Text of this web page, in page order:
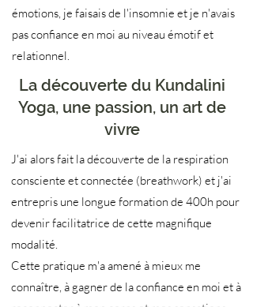
émotions, je faisais de l'insomnie et je n'avais
pas confiance en moi au niveau émotif et
relationnel.
La découverte du Kundalini
Yoga, une passion, un art de
vivre
J'ai alors fait la découverte de la respiration
consciente et connectée (breathwork) et j'ai
entrepris une longue formation de 400h pour
devenir facilitatrice de cette magnifique
modalité.
Cette pratique m'a amené à mieux me
connaître, à gagner de la confiance en moi et à